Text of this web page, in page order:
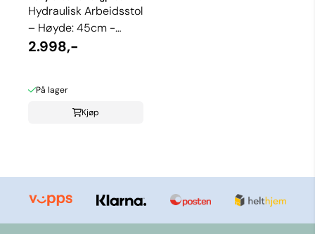
Hydraulisk Arbeidsstol
– Høyde: 45cm -
58cm
2.998,-
På lager
Kjøp